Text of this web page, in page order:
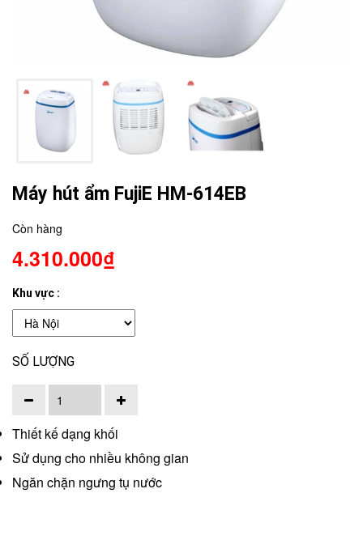
Máy hút ẩm FujiE HM-614EB
Còn hàng
4.310.000₫
Khu vực :
SỐ LƯỢNG
Thiết kế dạng khối
Sử dụng cho nhiều không gian
Ngăn chặn ngưng tụ nước